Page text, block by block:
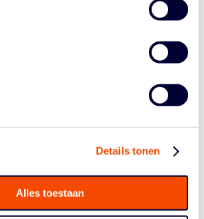
Details tonen
Alles toestaan
kunnen spelen en veel energie